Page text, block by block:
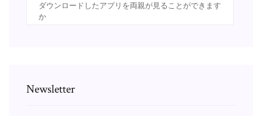
ダウンロードしたアプリを両親が見ることができます
か
Newsletter